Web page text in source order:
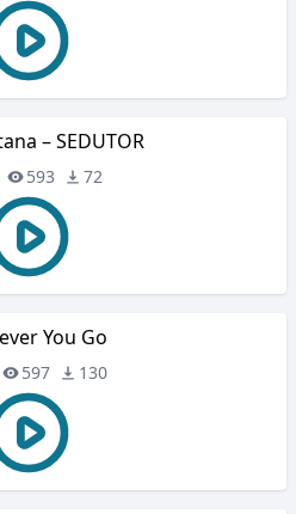
– SEDUTOR
593 72
You Go
597 130